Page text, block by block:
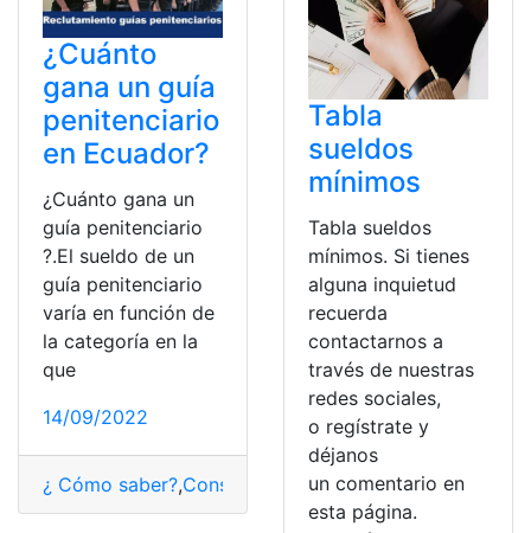
¿Cuánto
gana un guía
penitenciario
en Ecuador?
¿Cuánto gana un
guía penitenciario
?.El sueldo de un
guía penitenciario
varía en función de
la categoría en la
que
14/09/2022
¿ Cómo saber?,Consultas Ecuador,ganar,Guía,Guía
Tabla
sueldos
mínimos
Tabla sueldos
mínimos. Si tienes
alguna inquietud
recuerda
contactarnos a
través de nuestras
redes sociales,
o regístrate y
déjanos
un comentario en
esta página.